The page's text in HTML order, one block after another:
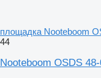
площадка Nooteboom
44
Nooteboom OSDS